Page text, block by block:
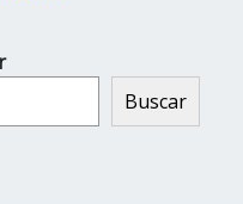
Buscar